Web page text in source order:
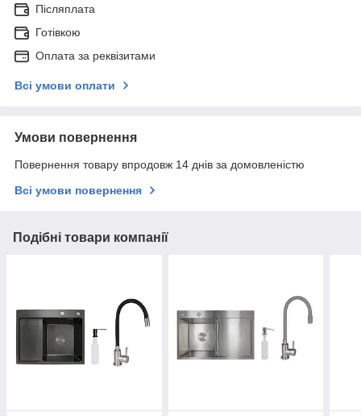
Післяплата
Готівкою
Оплата за реквізитами
Всі умови оплати
Умови повернення
Повернення товару впродовж 14 днів за домовленістю
Всі умови повернення
Подібні товари компанії